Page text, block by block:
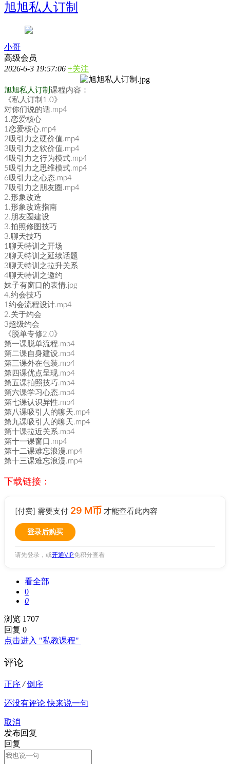
旭旭私人订制
小哥
高级会员
2026-6-3 19:57:06 +关注
旭旭私人订制 课程内容：
《私人订制1.0》
对你们说的话.mp4
1.恋爱核心
1恋爱核心.mp4
2吸引力之硬价值.mp4
3吸引力之软价值.mp4
4吸引力之行为模式.mp4
5吸引力之思维模式.mp4
6吸引力之心态.mp4
7吸引力之朋友圈.mp4
2.形象改造
1.形象改造指南
2.朋友圈建设
3.拍照修图技巧
3.聊天技巧
1聊天特训之开场
2聊天特训之延续话题
3聊天特训之拉升关系
4聊天特训之邀约
妹子有窗口的表情.jpg
4.约会技巧
1约会流程设计.mp4
2.关于约会
3超级约会
《脱单专修2.0》
第一课脱单流程.mp4
第二课自身建设.mp4
第三课外在包装.mp4
第四课优点呈现.mp4
第五课拍照技巧.mp4
第六课学习心态.mp4
第七课认识异性.mp4
第八课吸引人的聊天.mp4
第九课吸引人的聊天.mp4
第十课拉近关系.mp4
第十一课窗口.mp4
第十二课难忘浪漫.mp4
第十三课难忘浪漫.mp4
下载链接：
[付费] 需要支付 29 M币 才能查看此内容
登录后购买
请先登录，或开通VIP免积分查看
看全部
0
0
浏览 1707
回复 0
点击进入 "私教课程"
评论
正序 / 倒序
还没有评论 快来说一句
取消
发布回复
回复